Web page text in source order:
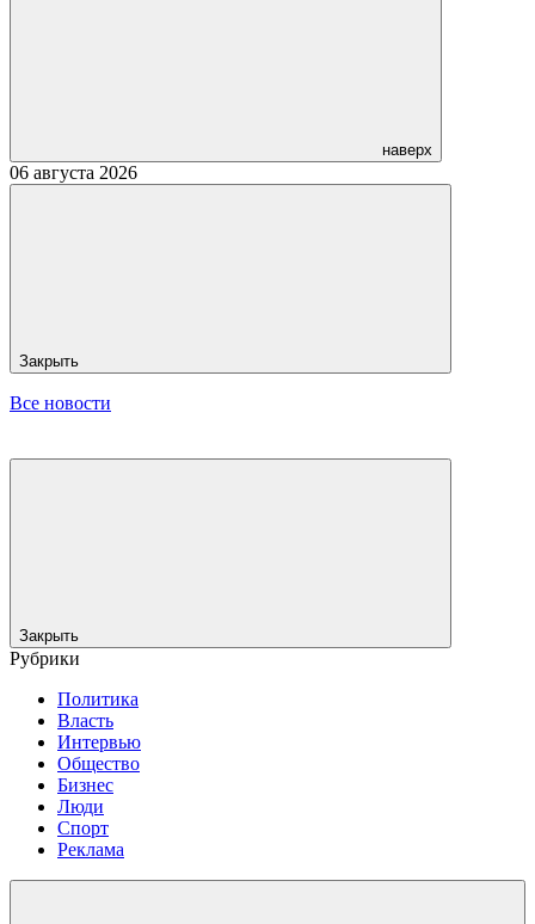
наверх
06 августа 2026
Закрыть
Все новости
Закрыть
Рубрики
Политика
Власть
Интервью
Общество
Бизнес
Люди
Спорт
Реклама